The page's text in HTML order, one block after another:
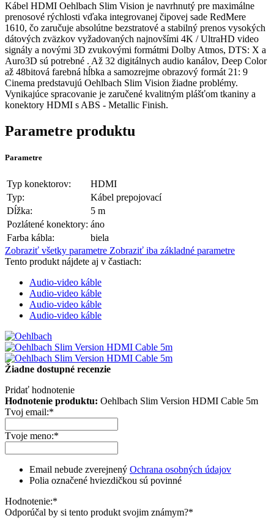
Kábel HDMI Oehlbach Slim Vision je navrhnutý pre maximálne
prenosové rýchlosti vďaka integrovanej čipovej sade RedMere
1610, čo zaručuje absolútne bezstratové a stabilný prenos vysokých
dátových zväzkov vyžadovaných najnovšími 4K / UltraHD video
signály a novými 3D zvukovými formátmi Dolby Atmos, DTS: X a
Auro3D sú potrebné . Až 32 digitálnych audio kanálov, Deep Color
až 48bitová farebná hĺbka a samozrejme obrazový formát 21: 9
Cinema predstavujú Oehlbach Slim Vision žiadne problémy.
Vynikajúce spracovanie je zaručené kvalitným plášťom tkaniny a
konektory HDMI s ABS - Metallic Finish.
Parametre produktu
Parametre
Typ konektorov:
HDMI
Typ:
Kábel prepojovací
Dĺžka:
5 m
Pozlátené konektory: áno
Farba kábla:
biela
Zobraziť všetky parametre Zobraziť iba základné parametre
Tento produkt nájdete aj v častiach:
Audio-video káble
Audio-video káble
Audio-video káble
Audio-video káble
Žiadne dostupné recenzie
Pridať hodnotenie
Hodnotenie produktu: Oehlbach Slim Version HDMI Cable 5m
Tvoj email:*
Tvoje meno:*
Email nebude zverejnený Ochrana osobných údajov
Polia označené hviezdičkou sú povinné
Hodnotenie:*
Odporúčal by si tento produkt svojim známym?*